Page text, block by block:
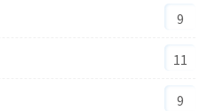
9
11
9